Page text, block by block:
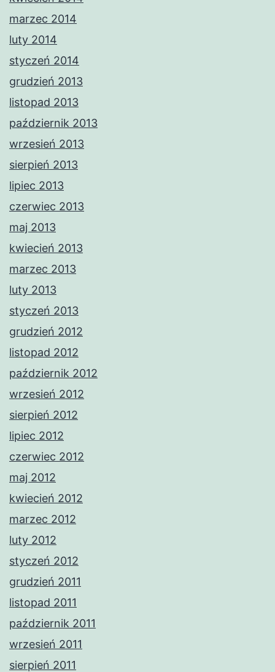
marzec 2014
luty 2014
styczeń 2014
grudzień 2013
listopad 2013
październik 2013
wrzesień 2013
sierpień 2013
lipiec 2013
czerwiec 2013
maj 2013
kwiecień 2013
marzec 2013
luty 2013
styczeń 2013
grudzień 2012
listopad 2012
październik 2012
wrzesień 2012
sierpień 2012
lipiec 2012
czerwiec 2012
maj 2012
kwiecień 2012
marzec 2012
luty 2012
styczeń 2012
grudzień 2011
listopad 2011
październik 2011
wrzesień 2011
sierpień 2011